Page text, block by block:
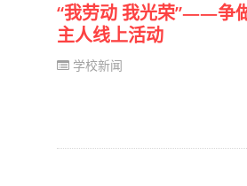
“我劳动 我光荣”——争
主人线上活动
学校新闻